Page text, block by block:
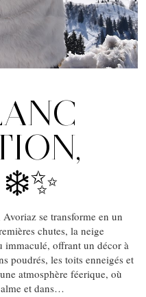
se transforme en un
chutes, la neige
immaculé, offrant un décor à
poudrés, les toits enneigés et
atmosphère féerique, où
et dans…